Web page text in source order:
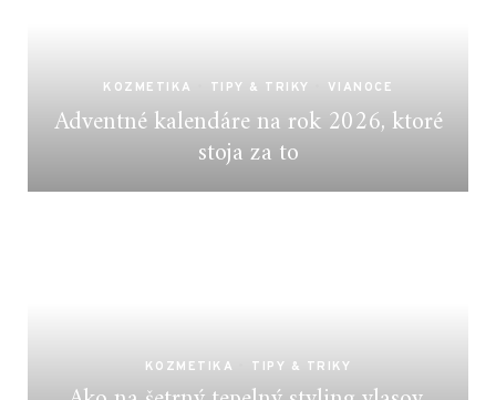
KOZMETIKA TIPY & TRIKY VIANOCE
Adventné kalendáre na rok 2026, ktoré
stoja za to
KOZMETIKA TIPY & TRIKY